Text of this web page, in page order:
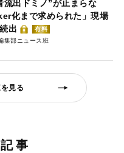
流出ドミノ”が止まらな
化まで求められた」現場
出
有料
集部ニュース班
見る
事